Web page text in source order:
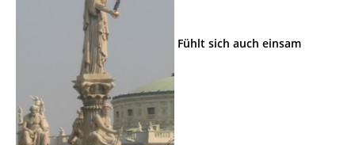
Fühlt sich auch einsam